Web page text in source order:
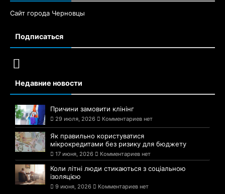
Сайт города Черновцы
Подписаться
Недавние новости
Причини замовити клінінг
29 июля, 2026 Комментариев нет
Як правильно користуватися
мікрокредитами без ризику для бюджету
17 июня, 2026 Комментариев нет
Коли літні люди стикаються з соціальною
ізоляцією
9 июня, 2026 Комментариев нет